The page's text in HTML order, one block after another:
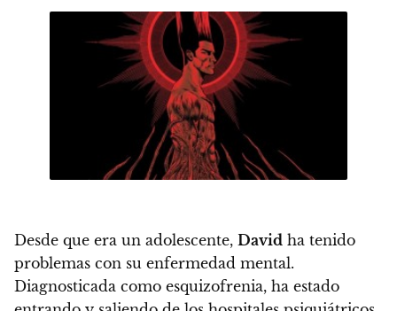
Desde que era un adolescente, David ha tenido
problemas con su enfermedad mental.
Diagnosticada como esquizofrenia, ha estado